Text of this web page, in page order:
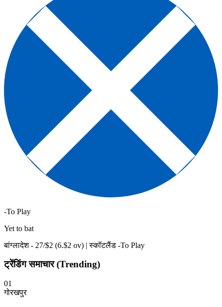
-To Play
Yet to bat
बांग्लादेश - 27/$2 (6.$2 ov) | स्कॉटलैंड -To Play
ट्रेंडिंग समाचार (Trending)
01
गोरखपुर